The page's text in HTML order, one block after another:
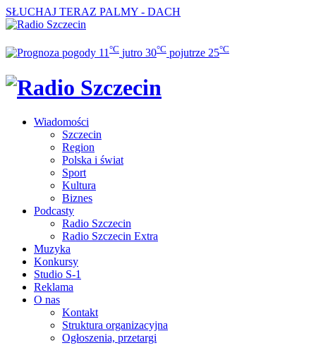
SŁUCHAJ TERAZ PALMY - DACH
11 °C jutro 30°C pojutrze 25°C
Wiadomości
Szczecin
Region
Polska i świat
Sport
Kultura
Biznes
Podcasty
Radio Szczecin
Radio Szczecin Extra
Muzyka
Konkursy
Studio S-1
Reklama
O nas
Kontakt
Struktura organizacyjna
Ogłoszenia, przetargi